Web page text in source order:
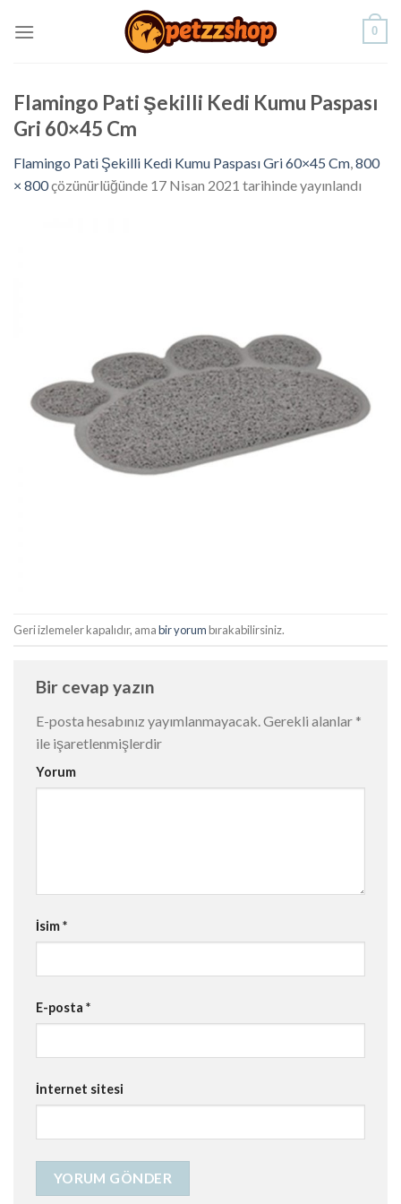
0
Flamingo Pati Şekilli Kedi Kumu Paspası
Gri 60×45 Cm
Flamingo Pati Şekilli Kedi Kumu Paspası Gri 60×45 Cm,800
× 800çözünürlüğünde 17 Nisan 2021 tarihinde yayınlandı
Geri izlemeler kapalıdır, amabir yorumbırakabilirsiniz.
Bir cevap yazın
E-posta hesabınız yayımlanmayacak.Gerekli alanlar *
ile işaretlenmişlerdir
Yorum
İsim*
E-posta *
İnternet sitesi